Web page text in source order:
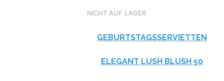
NICHT AUF LAGER
GEBURTSTAGSSERVIETTEN
ELEGANT LUSH BLUSH 50